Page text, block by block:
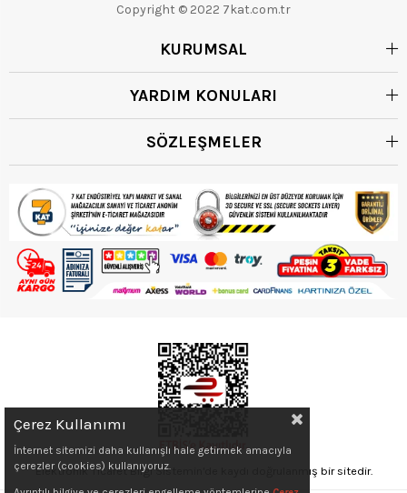
Copyright © 2022 7kat.com.tr
KURUMSAL
YARDIM KONULARI
SÖZLEŞMELER
Elektronik Ticaret Bilgi Sistemin'de kaydı doğrulanmış bir sitedir.
Çerez Kullanımı
İnternet sitemizi daha kullanışlı hale getirmek amacıyla
çerezler (cookies) kullanıyoruz.